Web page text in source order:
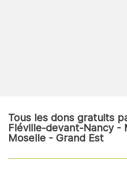
Tous les dons gratuits
Fléville-devant-Nancy -
Moselle - Grand Est